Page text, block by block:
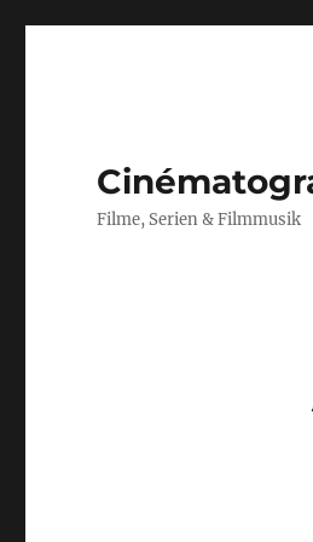
Filme, Serien & Filmmusik